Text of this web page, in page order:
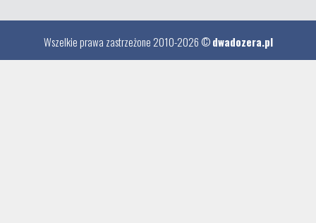
Wszelkie prawa zastrzeżone 2010-2026 ©dwadozera.pl